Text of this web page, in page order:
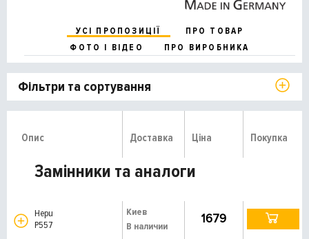
УСІ ПРОПОЗИЦІЇ
ПРО ТОВАР
ФОТО І ВІДЕО
ПРО ВИРОБНИКА
Фільтри та сортування
Опис Доставка Ціна Покупка
Замінники та аналоги
Hepu
P557
Киев
В наличии
1679